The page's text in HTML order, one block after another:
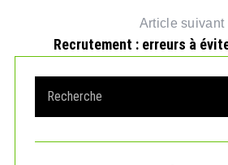
Article suivant
Recrutement : erreurs à
a
r